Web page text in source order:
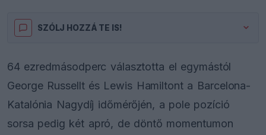
SZÓLJ HOZZÁ TE IS!
64 ezredmásodperc választotta el egymástól
George Russellt és Lewis Hamiltont a Barcelona-
Katalónia Nagydíj időmérőjén, a pole pozíció
sorsa pedig két apró, de döntő momentumon